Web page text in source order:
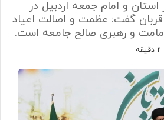
استان و امام جمعه اردبیل در
گفت: عظمت و اصالت اعیاد
و رهبری صالح جامعه است.